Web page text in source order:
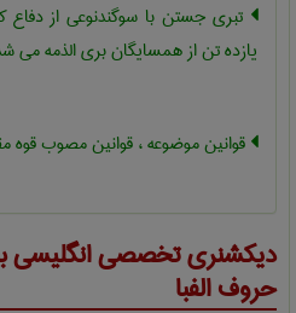
تبری جستن با سوگندنوعی از دفاع
یازده تن از همسایگان بری الذمه می
قوانین موضوعه ، قوانین مصوب قوه
دیکشنری تخصصی انگلیسی
حروف الفبا